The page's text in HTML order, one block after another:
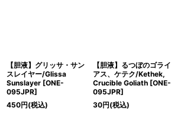
【胆液】グリッサ・サン
スレイヤー/Glissa
Sunslayer [ONE-
095JPR]
450円(税込)
【胆液】るつぼのゴライ
アス、ケテク/Kethek,
Crucible Goliath [ONE-
095JPR]
30円(税込)